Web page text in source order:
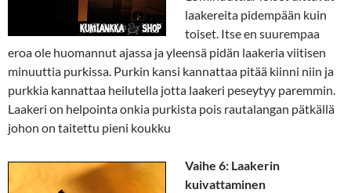
laakereita pidempään kuin
toiset. Itse en suurempaa
eroa ole huomannut ajassa ja yleensä pidän laakeria viitisen
minuuttia purkissa. Purkin kansi kannattaa pitää kiinni niin ja
purkkia kannattaa heilutella jotta laakeri peseytyy paremmin.
Laakeri on helpointa onkia purkista pois rautalangan pätkällä
johon on taitettu pieni koukku
Vaihe 6: Laakerin
kuivattaminen